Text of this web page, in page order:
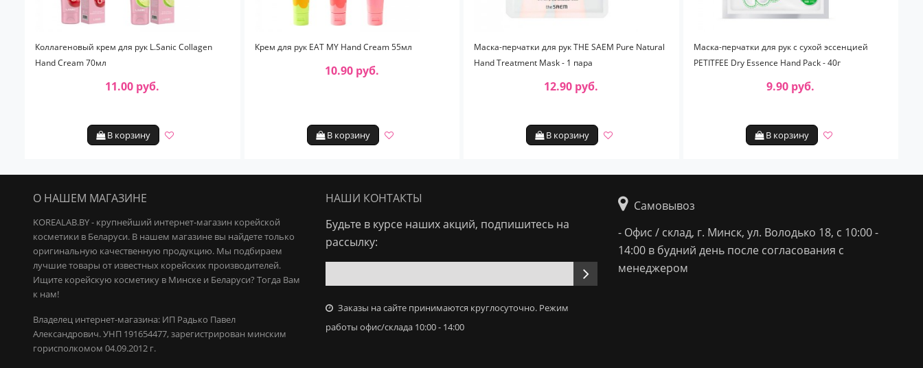
Коллагеновый крем для рук L.Sanic Collagen
Hand Сream 70мл
11.00 руб.
В корзину
Крем для рук EAT MY Hand Сream 55мл
10.90 руб.
В корзину
Маска-перчатки для рук THE SAEM Pure Natural
Hand Treatment Mask - 1 пара
12.90 руб.
В корзину
Маска-перчатки для рук с сухой эссенцией
PETITFEE Dry Essence Hand Pack - 40г
9.90 руб.
В корзину
О НАШЕМ МАГАЗИНЕ
KOREALAB.BY - крупнейший интернет-магазин корейской
косметики в Беларуси. В нашем магазине вы найдете только
оригинальную качественную продукцию. Мы подбираем
лучшие товары от известных корейских производителей.
Ищите корейскую косметику в Минске и Беларуси? Тогда Вам
к нам!
Владелец интернет-магазина: ИП Радько Павел
Александрович.УНП 191654477, зарегистрирован минским
горисполкомом 04.09.2012 г.
НАШИ КОНТАКТЫ
Будьте в курсе наших акций, подпишитесь на
рассылку:
Заказы на сайте принимаются круглосуточно. Режим
работы офис/склада 10:00 - 14:00
Самовывоз
- Офис / склад, г. Минск, ул. Володько 18, с 10:00 -
14:00 в будний день после согласования с
менеджером